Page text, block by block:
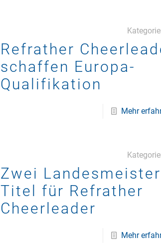
Refrather
schaffen Europa-
Qualifikation
Mehr
Zwei
Titel für Refrather
Cheerleader
Mehr